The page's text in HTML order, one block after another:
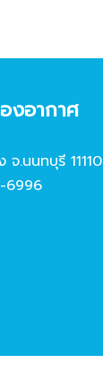
งอากาศ
.นนทบุรี 11110
6996